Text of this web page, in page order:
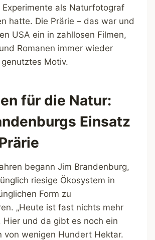
Experimente als Naturfotograf
hatte. Die Prärie – das war und
USA ein in zahllosen Filmen,
Romanen immer wieder
Motiv.
für die Natur:
Einsatz
begann Jim Brandenburg,
riesige Ökosystem in
Form zu
„Heute ist fast nichts mehr
Hier und da gibt es noch ein
von wenigen Hundert Hektar.